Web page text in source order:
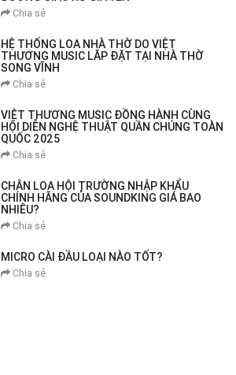
Chia sẻ
HỆ THỐNG LOA NHÀ THỜ DO VIỆT
THƯƠNG MUSIC LẮP ĐẶT TẠI NHÀ THỜ
SONG VĨNH
Chia sẻ
VIỆT THƯƠNG MUSIC ĐỒNG HÀNH CÙNG
HỘI DIỄN NGHỆ THUẬT QUẦN CHÚNG TOÀN
QUỐC 2025
Chia sẻ
CHÂN LOA HỘI TRƯỜNG NHẬP KHẨU
CHÍNH HÃNG CỦA SOUNDKING GIÁ BAO
NHIÊU?
Chia sẻ
MICRO CÀI ĐẦU LOẠI NÀO TỐT?
Chia sẻ